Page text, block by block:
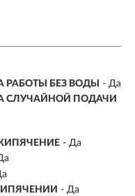
БЕЗ ВОДЫ
- Да
СЛУЧАЙНОЙ ПОДАЧИ
- Да
- Да